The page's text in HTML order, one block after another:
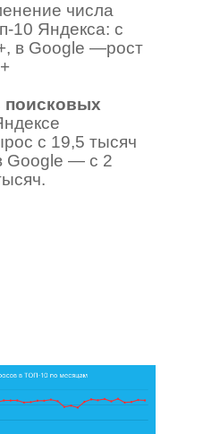
числа
10 Яндекса: с
в Google —рост
поисковых
с 19,5 тысяч
Google — с 2